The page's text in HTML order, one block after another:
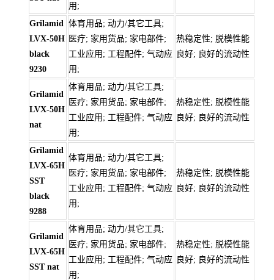
用;
Grilamid
LVX-50H
black
9230
体育用品; 动力/其它工具;
医疗; 家用货品; 家电部件;
工业应用; 工程配件; 气动应
用;
热稳定性; 脱模性能
良好; 良好的流动性
Grilamid
LVX-50H
nat
体育用品; 动力/其它工具;
医疗; 家用货品; 家电部件;
工业应用; 工程配件; 气动应
用;
热稳定性; 脱模性能
良好; 良好的流动性
Grilamid
LVX-65H
SST
black
9288
体育用品; 动力/其它工具;
医疗; 家用货品; 家电部件;
工业应用; 工程配件; 气动应
用;
热稳定性; 脱模性能
良好; 良好的流动性
Grilamid
LVX-65H
SST nat
体育用品; 动力/其它工具;
医疗; 家用货品; 家电部件;
工业应用; 工程配件; 气动应
用;
热稳定性; 脱模性能
良好; 良好的流动性